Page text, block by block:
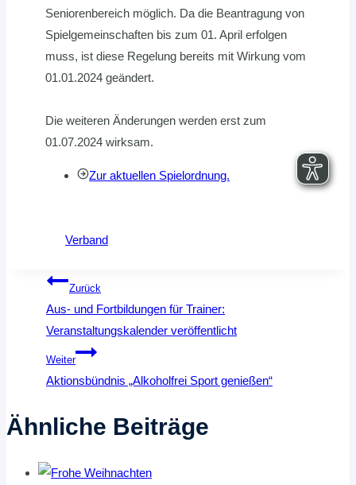
Seniorenbereich möglich. Da die Beantragung von
Spielgemeinschaften bis zum 01. April erfolgen
muss, ist diese Regelung bereits mit Wirkung vom
01.01.2024 geändert.
Die weiteren Änderungen werden erst zum
01.07.2024 wirksam.
Zur aktuellen Spielordnung.
Verband
Beitragsnavigation
Zurück
Aus- und Fortbildungen für Trainer:
Veranstaltungskalender veröffentlicht
Weiter
Aktionsbündnis „Alkoholfrei Sport genießen“
Ähnliche Beiträge